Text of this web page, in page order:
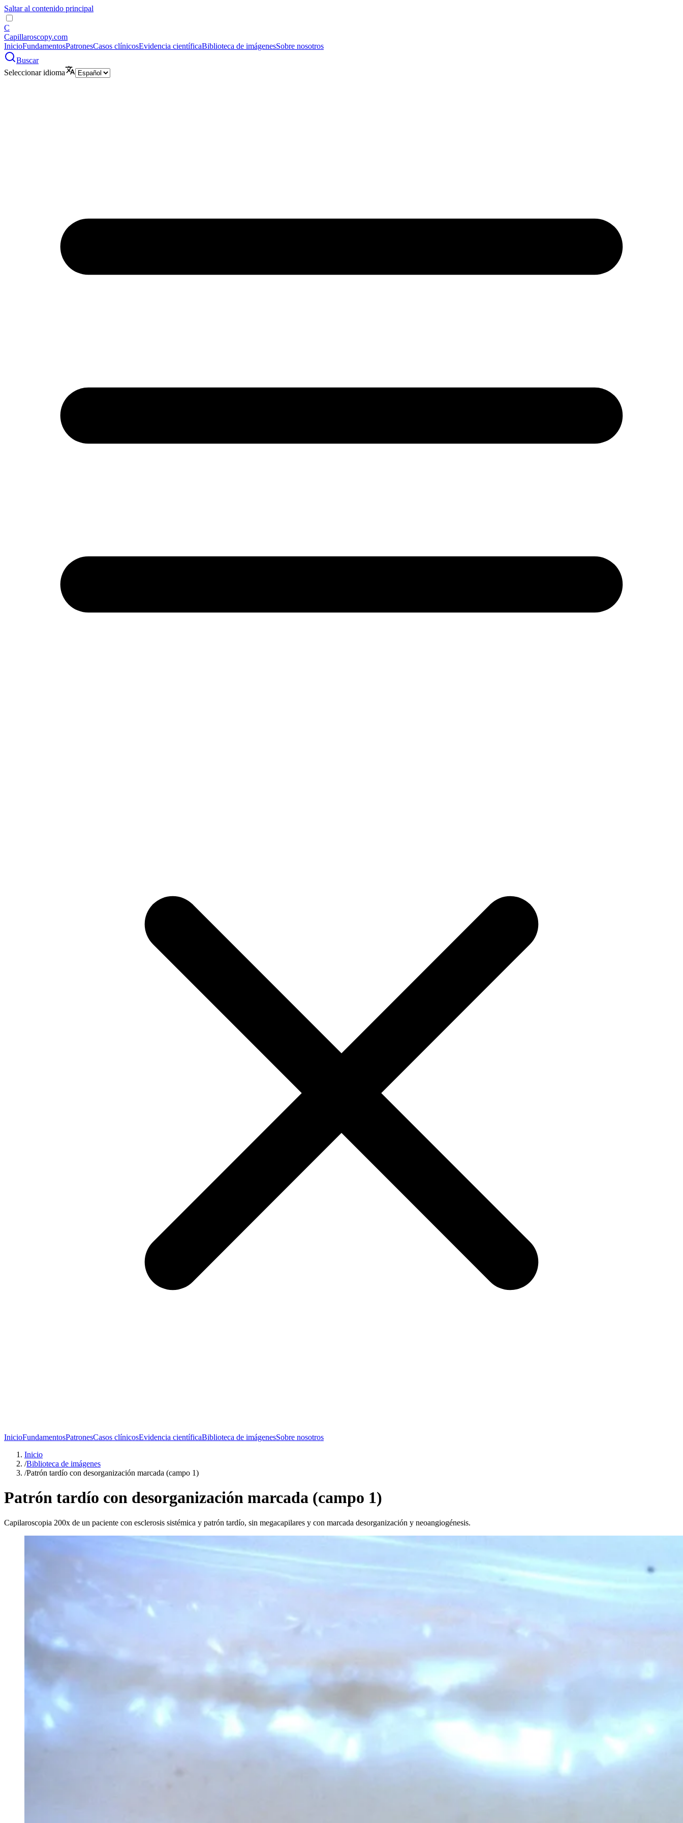
Saltar al contenido principal
C
Capillaroscopy.com
InicioFundamentosPatronesCasos clínicosEvidencia científicaBiblioteca de imágenesSobre nosotros
Buscar
Seleccionar idioma
InicioFundamentosPatronesCasos clínicosEvidencia científicaBiblioteca de imágenesSobre nosotros
Inicio
/Biblioteca de imágenes
/Patrón tardío con desorganización marcada (campo 1)
Patrón tardío con desorganización marcada (campo 1)
Capilaroscopia 200x de un paciente con esclerosis sistémica y patrón tardío, sin megacapilares y con marcada desorganización y neoangiogénesis.